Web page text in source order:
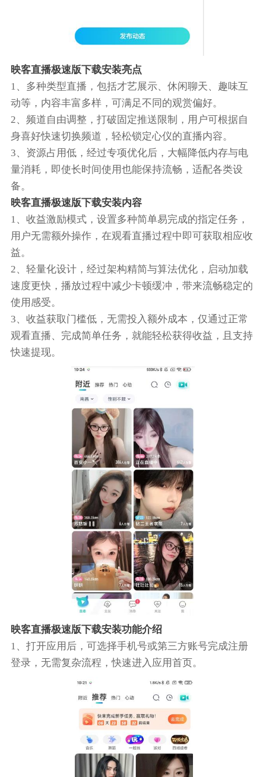
映客直播极速版下载安装亮点
1、多种类型直播，包括才艺展示、休闲聊天、趣味互
动等，内容丰富多样，可满足不同的观赏偏好。
2、频道自由调整，打破固定推送限制，用户可根据自
身喜好快速切换频道，轻松锁定心仪的直播内容。
3、资源占用低，经过专项优化后，大幅降低内存与电
量消耗，即使长时间使用也能保持流畅，适配各类设
备。
映客直播极速版下载安装内容
1、收益激励模式，设置多种简单易完成的指定任务，
用户无需额外操作，在观看直播过程中即可获取相应收
益。
2、轻量化设计，经过架构精简与算法优化，启动加载
速度更快，播放过程中减少卡顿缓冲，带来流畅稳定的
使用感受。
3、收益获取门槛低，无需投入额外成本，仅通过正常
观看直播、完成简单任务，就能轻松获得收益，且支持
快速提现。
映客直播极速版下载安装功能介绍
1、打开应用后，可选择手机号或第三方账号完成注册
登录，无需复杂流程，快速进入应用首页。